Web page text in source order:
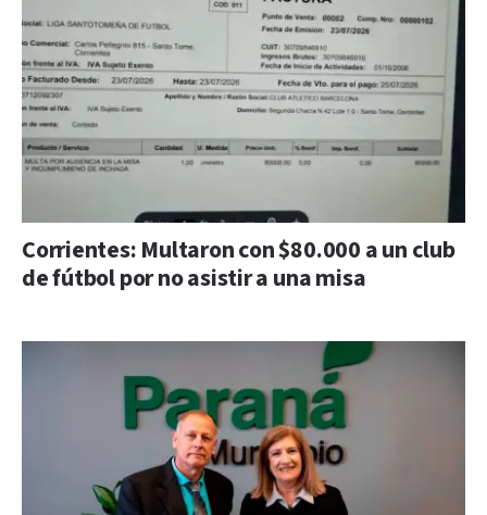
Corrientes: Multaron con $80.000 a un club
de fútbol por no asistir a una misa